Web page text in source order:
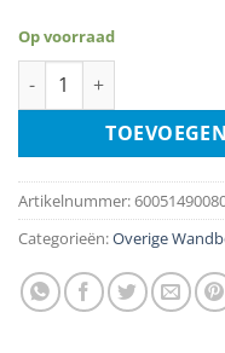
Op voorraad
Volkswagen T1 Camper
Artikelnummer:
Categorieën:Overige